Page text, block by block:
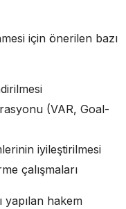
için önerilen bazı
(VAR, Goal-
iyileştirilmesi
çalışmaları
yapılan hakem